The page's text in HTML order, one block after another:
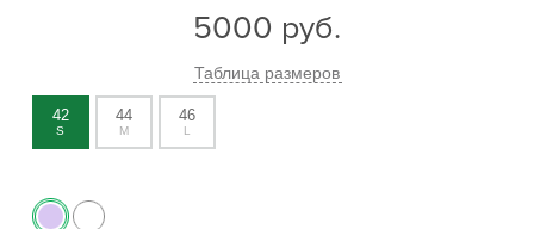
5000 руб.
Таблица размеров
42
S
44
M
46
L